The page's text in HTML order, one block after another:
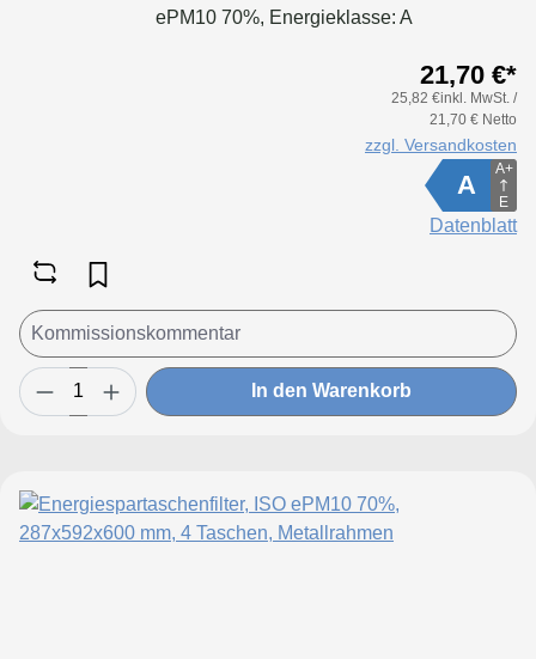
ePM10 70%, Energieklasse: A
21,70 €*
25,82 €inkl. MwSt. /
21,70 € Netto
zzgl. Versandkosten
A
A+
E
Datenblatt
In den Warenkorb